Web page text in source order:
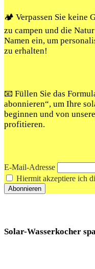
🏕️ Verpassen Sie keine
zu campen und die
Namen ein, um
zu erhalten!
📧 Füllen Sie das
abonnieren“, um Ihre
beginnen und von
profitieren.
E-Mail-Adresse
Hiermit akzeptiere ich
Solar-Wasserkocher